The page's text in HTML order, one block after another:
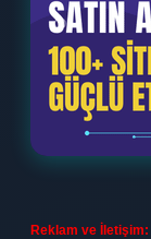
Reklam ve İletişim: